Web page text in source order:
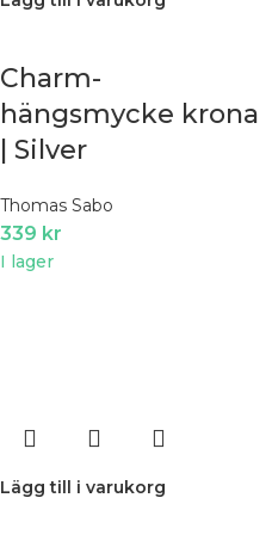
Charm-
hängsmycke krona
| Silver
Thomas Sabo
339 kr
I lager
Lägg till i varukorg